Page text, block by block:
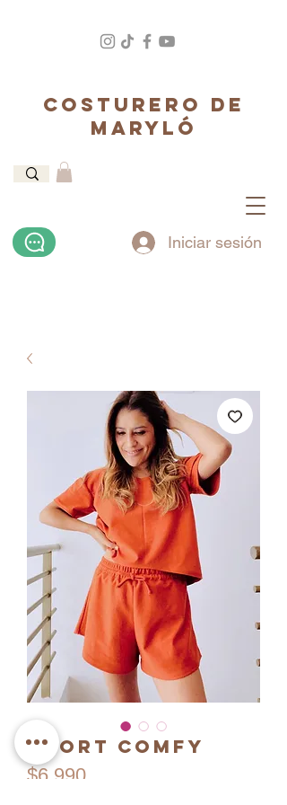
COSTURERO DE
MARYLÓ
Iniciar sesión
Short Comfy
$6.990Precio